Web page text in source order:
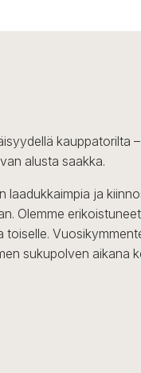
kauppatorilta –
alusta saakka.
laadukkaimpia ja
Olemme erikoistuneet
toiselle.
sukupolven aikana